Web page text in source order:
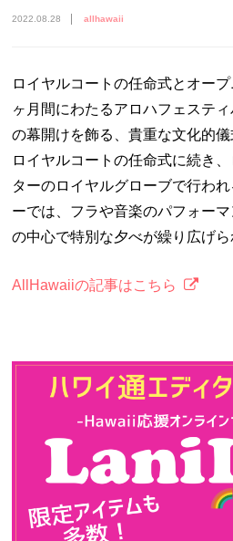
2022.08.28 allhawaii
ロイヤルコートの任命式とオー
ヶ月間にわたるアロハフェステ
の幕開けを飾る、貴重な文化的儀
ロイヤルコートの任命式に続き
ターのロイヤルグローブで行わ
ーでは、フラや音楽のパフォー
の中心で特別な夕べが繰り広げら
AllHawaiiの記事はこちら